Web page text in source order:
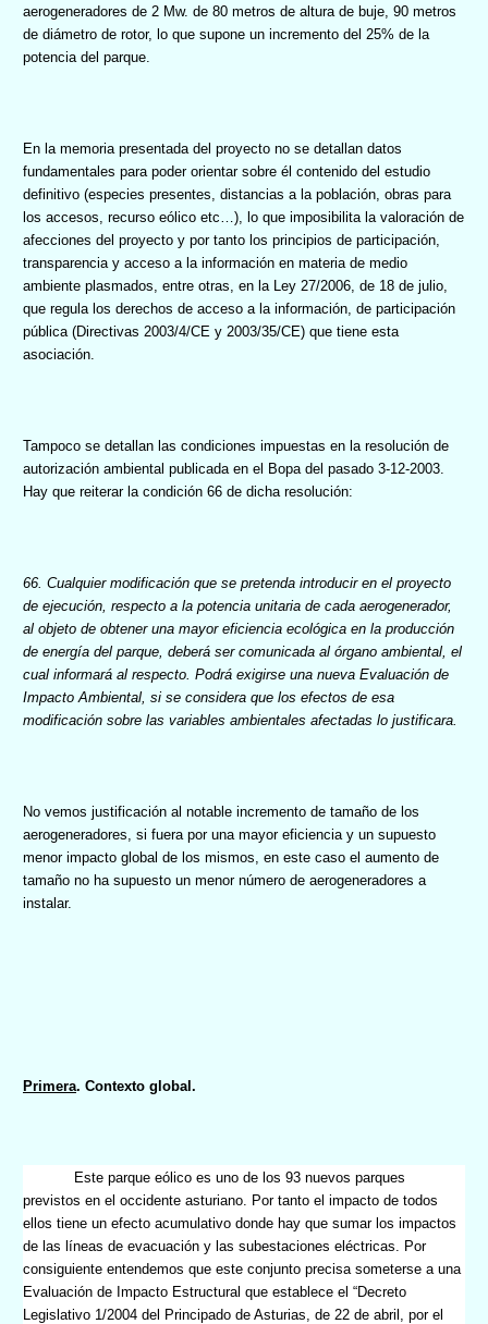
aerogeneradores de 2 Mw. de 80 metros de altura de buje, 90 metros
de diámetro de rotor, lo que supone un incremento del 25% de la
potencia del parque.
En la memoria presentada del proyecto no se detallan datos
fundamentales para poder orientar sobre él contenido del estudio
definitivo (especies presentes, distancias a la población, obras para
los accesos, recurso eólico etc…), lo que imposibilita la valoración de
afecciones del proyecto y por tanto los principios de participación,
transparencia y acceso a la información en materia de medio
ambiente plasmados, entre otras, en la Ley 27/2006, de 18 de julio,
que regula los derechos de acceso a la información, de participación
pública (Directivas 2003/4/CE y 2003/35/CE) que tiene esta
asociación.
Tampoco se detallan las condiciones impuestas en la resolución de
autorización ambiental publicada en el Bopa del pasado 3-12-2003.
Hay que reiterar la condición 66 de dicha resolución:
66. Cualquier modificación que se pretenda introducir en el proyecto
de ejecución, respecto a la potencia unitaria de cada aerogenerador,
al objeto de obtener una mayor eficiencia ecológica en la producción
de energía del parque, deberá ser comunicada al órgano ambiental, el
cual informará al respecto. Podrá exigirse una nueva Evaluación de
Impacto Ambiental, si se considera que los efectos de esa
modificación sobre las variables ambientales afectadas lo justificara.
No vemos justificación al notable incremento de tamaño de los
aerogeneradores, si fuera por una mayor eficiencia y un supuesto
menor impacto global de los mismos, en este caso el aumento de
tamaño no ha supuesto un menor número de aerogeneradores a
instalar.
Primera. Contexto global.
Este parque eólico es uno de los 93 nuevos parques
previstos en el occidente asturiano. Por tanto el impacto de todos
ellos tiene un efecto acumulativo donde hay que sumar los impactos
de las líneas de evacuación y las subestaciones eléctricas. Por
consiguiente entendemos que este conjunto precisa someterse a una
Evaluación de Impacto Estructural que establece el “Decreto
Legislativo 1/2004 del Principado de Asturias, de 22 de abril, por el